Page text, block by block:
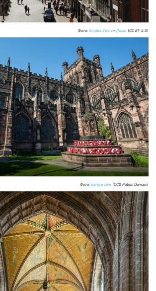
Фото: Smabs Sputzer/flickr (CC BY 2.0)
Фото: pxhere.com (CC0 Public Domain)